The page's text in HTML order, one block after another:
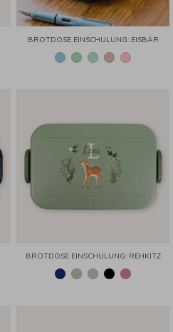
BROTDOSE EINSCHULUNG: EISBÄR
BROTDOSE EINSCHULUNG: REHKITZ